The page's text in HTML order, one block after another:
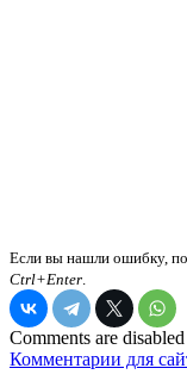
Если вы нашли ошибку,
Ctrl+Enter
Comments are disabled
Комментарии для